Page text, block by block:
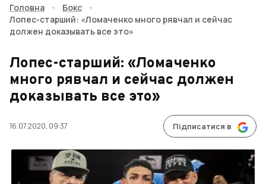
Головна • Бокс
•
Лопес-старший: «Ломаченко много рявчал и сейчас
должен доказывать все это»
Лопес-старший: «Ломаченко
много рявчал и сейчас должен
доказывать все это»
16.07.2020, 09:37 Підписатися в